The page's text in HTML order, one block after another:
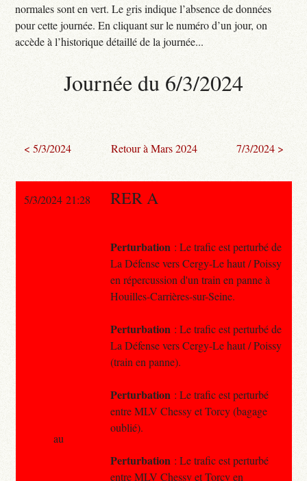
normales sont en vert. Le gris indique l’absence de données
pour cette journée. En cliquant sur le numéro d’un jour, on
accède à l’historique détaillé de la journée...
Journée du 6/3/2024
< 5/3/2024 Retour à Mars 2024 7/3/2024 >
5/3/2024 21:28 RER A
Perturbation : Le trafic est perturbé de
La Défense vers Cergy-Le haut / Poissy
en répercussion d'un train en panne à
Houilles-Carrières-sur-Seine.
Perturbation : Le trafic est perturbé de
La Défense vers Cergy-Le haut / Poissy
(train en panne).
Perturbation : Le trafic est perturbé
entre MLV Chessy et Torcy (bagage
oublié).
Perturbation : Le trafic est perturbé
entre MLV Chessy et Torcy en
au